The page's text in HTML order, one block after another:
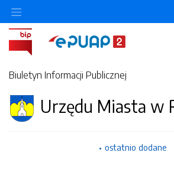
Biuletyn Informacji Publicznej
Urzędu Miasta w
ostatnio dodane